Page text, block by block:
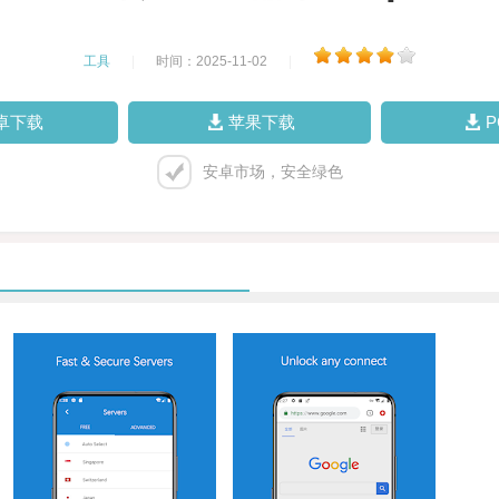
工具 时间：2025-11-02
下载 苹果下载
安卓市场，安全绿色